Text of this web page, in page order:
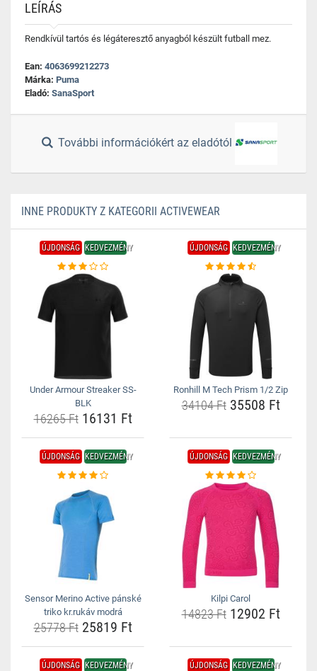
LEÍRÁS
Rendkívül tartós és légáteresztő anyagból készült futball mez.
Ean: 4063699212273
Márka: Puma
Eladó: SanaSport
További információkért az eladótól
INNE PRODUKTY Z KATEGORII ACTIVEWEAR
ÚJDONSÁG KEDVEZMÉNY
Under Armour Streaker SS-
BLK
16265 Ft16131 Ft
ÚJDONSÁG KEDVEZMÉNY
Ronhill M Tech Prism 1/2 Zip
34104 Ft35508 Ft
ÚJDONSÁG KEDVEZMÉNY
Sensor Merino Active pánské
triko kr.rukáv modrá
25778 Ft25819 Ft
ÚJDONSÁG KEDVEZMÉNY
Kilpi Carol
14823 Ft12902 Ft
ÚJDONSÁG KEDVEZMÉNY ÚJDONSÁG KEDVEZMÉNY